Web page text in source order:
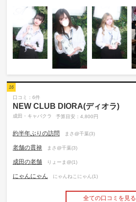
16
口コミ：6件
NEW CLUB DIORA(ディオラ)
成田・キャバクラ 予算目安：4,800円
約半年ぶりの訪問 まさ@千葉(3)
老舗の貫禄 まさ@千葉(3)
成田の老舗 りょーま@(1)
にゃんにゃん にゃんねこにゃん(1)
全ての口コミを見る